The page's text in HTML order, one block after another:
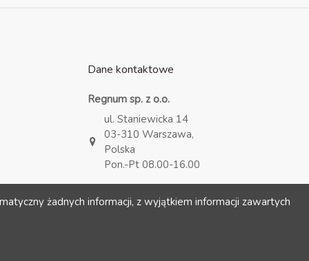
Dane kontaktowe
Regnum sp. z o.o.
ul. Staniewicka 14
03-310 Warszawa,
Polska
Pon.-Pt 08.00-16.00
kontakt@regnum.pl
+48 693 722 093
żadnych informacji, z wyjątkiem informacji zawartych